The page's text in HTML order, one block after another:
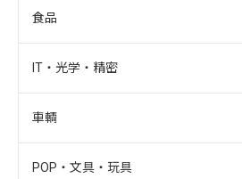
食品
IT・光学・精密
車輌
POP・文具・玩具